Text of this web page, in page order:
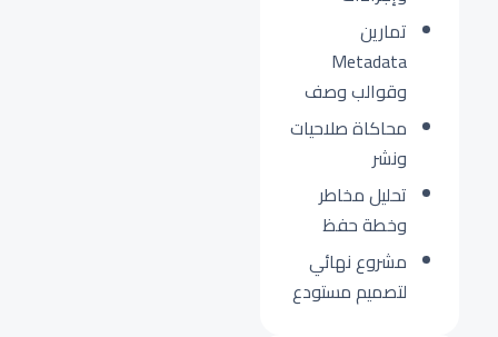
تمارين
Metadata
وقوالب وصف
محاكاة صلاحيات
ونشر
تحليل مخاطر
وخطة حفظ
مشروع نهائي
لتصميم مستودع